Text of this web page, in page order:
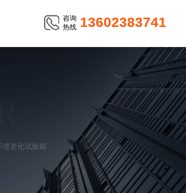
咨询
热线 13602383741
老化试验箱